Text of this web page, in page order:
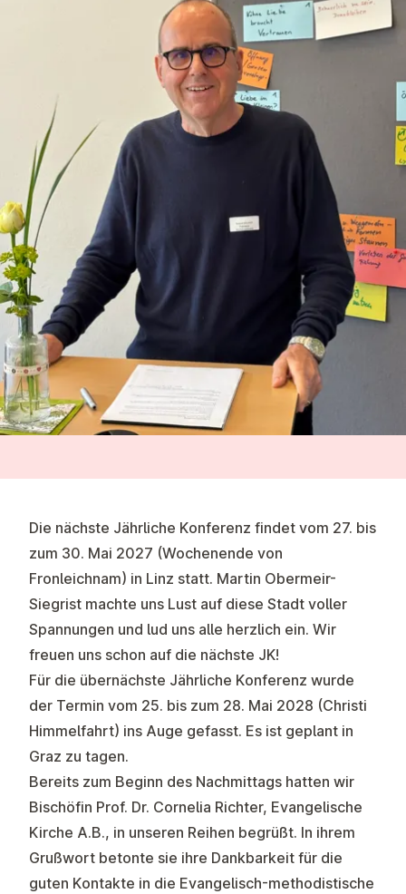
Die nächste Jährliche Konferenz findet vom 27. bis
zum 30. Mai 2027 (Wochenende von
Fronleichnam) in Linz statt. Martin Obermeir-
Siegrist machte uns Lust auf diese Stadt voller
Spannungen und lud uns alle herzlich ein. Wir
freuen uns schon auf die nächste JK!
Für die übernächste Jährliche Konferenz wurde
der Termin vom 25. bis zum 28. Mai 2028 (Christi
Himmelfahrt) ins Auge gefasst. Es ist geplant in
Graz zu tagen.
Bereits zum Beginn des Nachmittags hatten wir
Bischöfin Prof. Dr. Cornelia Richter, Evangelische
Kirche A.B., in unseren Reihen begrüßt. In ihrem
Grußwort betonte sie ihre Dankbarkeit für die
guten Kontakte in die Evangelisch-methodistische